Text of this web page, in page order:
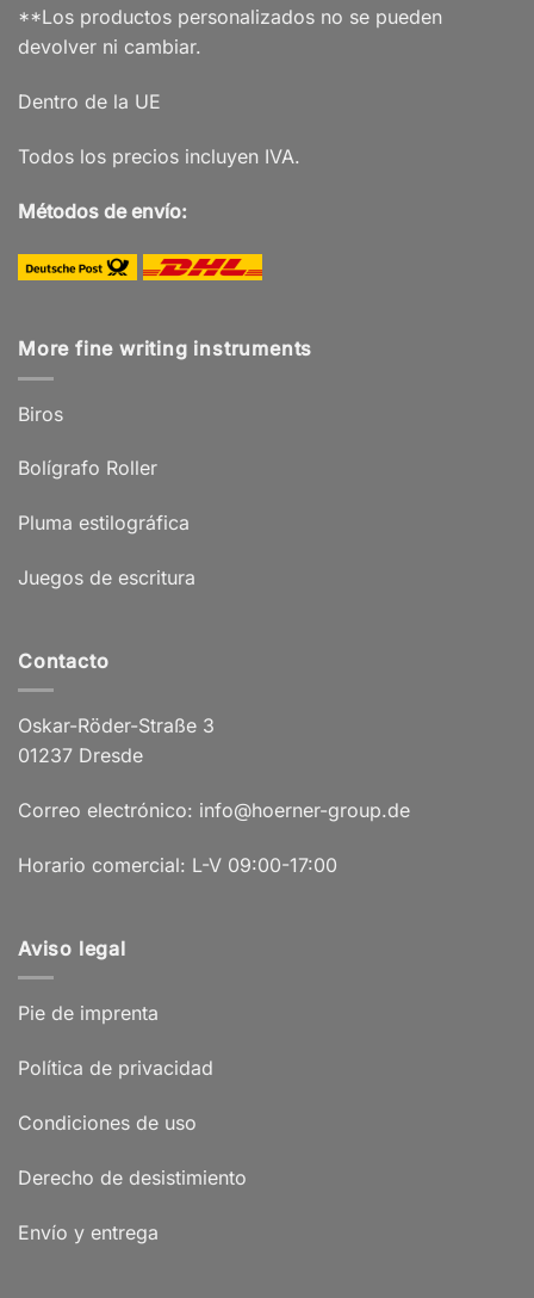
**Los productos personalizados no se pueden
devolver ni cambiar.
Dentro de la UE
Todos los precios incluyen IVA.
Métodos de envío:
More fine writing instruments
Biros
Bolígrafo Roller
Pluma estilográfica
Juegos de escritura
Contacto
Oskar-Röder-Straße 3
01237 Dresde
Correo electrónico: info@hoerner-group.de
Horario comercial: L-V 09:00-17:00
Aviso legal
Pie de imprenta
Política de privacidad
Condiciones de uso
Derecho de desistimiento
Envío y entrega